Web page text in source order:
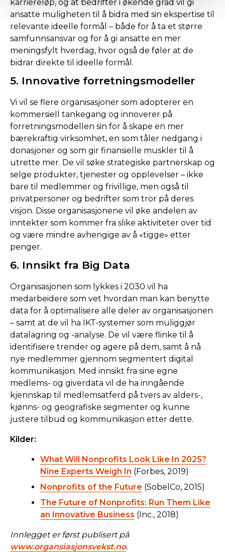
karriereløp, og at bedrifter i økende grad vil gi
ansatte muligheten til å bidra med sin ekspertise til
relevante ideelle formål – både for å ta et større
samfunnsansvar og for å gi ansatte en mer
meningsfylt hverdag, hvor også de føler at de
bidrar direkte til ideelle formål.
5. Innovative forretningsmodeller
Vi vil se flere organisasjoner som adopterer en
kommersiell tankegang og innoverer på
forretningsmodellen sin for å skape en mer
bærekraftig virksomhet, en som tåler nedgang i
donasjoner og som gir finansielle muskler til å
utrette mer. De vil søke strategiske partnerskap og
selge produkter, tjenester og opplevelser – ikke
bare til medlemmer og frivillige, men også til
privatpersoner og bedrifter som tror på deres
visjon. Disse organisasjonene vil øke andelen av
inntekter som kommer fra slike aktiviteter over tid
og være mindre avhengige av å «tigge» etter
penger.
6. Innsikt fra Big Data
Organisasjonen som lykkes i 2030 vil ha
medarbeidere som vet hvordan man kan benytte
data for å optimalisere alle deler av organisasjonen
– samt at de vil ha IKT-systemer som muliggjør
datalagring og -analyse. De vil være flinke til å
identifisere trender og agere på dem, samt å nå
nye medlemmer gjennom segmentert digital
kommunikasjon. Med innsikt fra sine egne
medlems- og giverdata vil de ha inngående
kjennskap til medlemsatferd på tvers av alders-,
kjønns- og geografiske segmenter og kunne
justere tilbud og kommunikasjon etter dette.
Kilder:
What Will Nonprofits Look Like In 2025?
Nine Experts Weigh In (Forbes, 2019)
Nonprofits of the Future (SobelCo, 2015)
The Future of Nonprofits: Run Them Like
an Innovative Business (Inc., 2018)
Innlegget er først publisert på
www.organsiasjonsvekst.no.